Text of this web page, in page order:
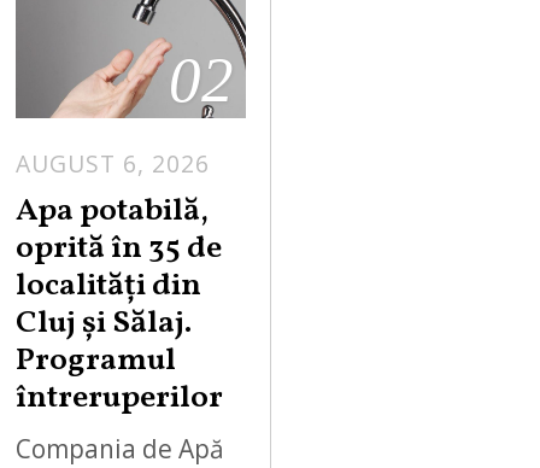
02
AUGUST 6, 2026
Apa potabilă,
oprită în 35 de
localități din
Cluj și Sălaj.
Programul
întreruperilor
Compania de Apă